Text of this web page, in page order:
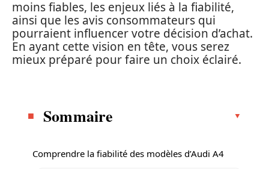
moins fiables, les enjeux liés à la fiabilité,
ainsi que les avis consommateurs qui
pourraient influencer votre décision d’achat.
En ayant cette vision en tête, vous serez
mieux préparé pour faire un choix éclairé.
Sommaire
Comprendre la fiabilité des modèles d’Audi A4